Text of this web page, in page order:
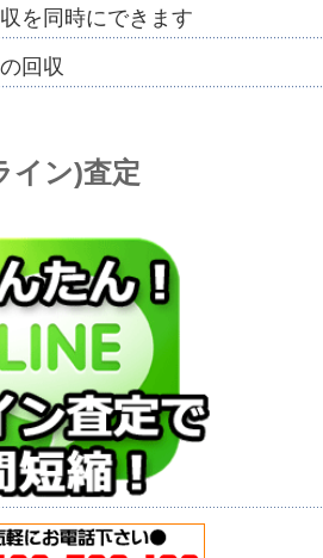
を同時にできます
回収
イン)査定